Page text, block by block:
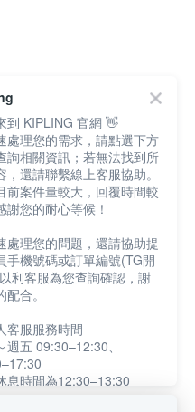
到 KIPLING 官網 👋
處理您的需求，請點選下方
詢相關資訊；若無法找到所
，還請聯繫線上客服協助。
前案件量較大，回覆時間較
謝您的耐心等候！
處理您的問題，還請協助提
手機號碼或訂單編號(TG開
利客服為您查詢確認，謝
合。
客服服務時間
週五 09:30–12:30、
息時間為12:30–13:30